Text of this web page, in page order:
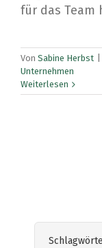
für das Team
Von Sabine Herbst
Unternehmen
Weiterlesen